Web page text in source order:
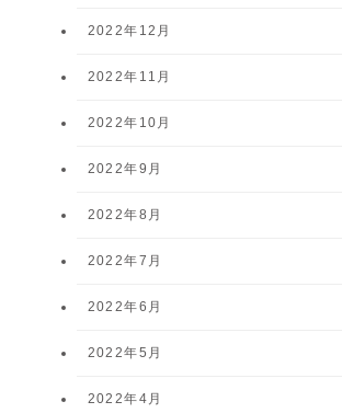
2022年12月
2022年11月
2022年10月
2022年9月
2022年8月
2022年7月
2022年6月
2022年5月
2022年4月